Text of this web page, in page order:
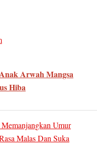
Arwah Mangsa
Hiba
Umur
Malas Dan Suka